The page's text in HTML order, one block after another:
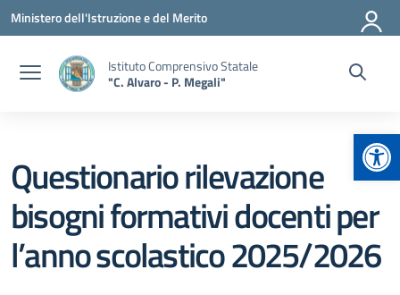
Vai ai contenuti
Vai al menu di navigazione
Vai al footer
Ministero dell'Istruzione e del Merito
Istituto Comprensivo Statale
"C. Alvaro - P. Megali"
Questionario rilevazione
bisogni formativi docenti per
l’anno scolastico 2025/2026